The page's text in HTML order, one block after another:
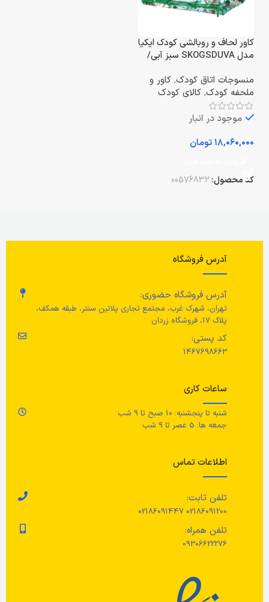
کاور لحاف و روبالشی کودک ایکیا
مدل SKOGSDUVA سبز آبی/
منسوجات اتاق کودک, کاور و
ملحفه کودک, کالای کودک
موجود در انبار
تومان
کد محصول: 00576832
آدرس فروشگاه
آدرس فروشگاه حضوری:
تهران، شهرک غرب، مجتمع تجاری پلاتین سنتر، طبقه همکف،
پلاک 17، فروشگاه زردان
کد پستی:
1467698663
ساعات کاری
شنبه تا پنجشنبه: 10 صبح تا 9 شب
جمعه ها: 5 عصر تا 9 شب
اطلاعات تماس
تلفن ثابت:
02186091200 02186091447
تلفن همراه:
09306622276